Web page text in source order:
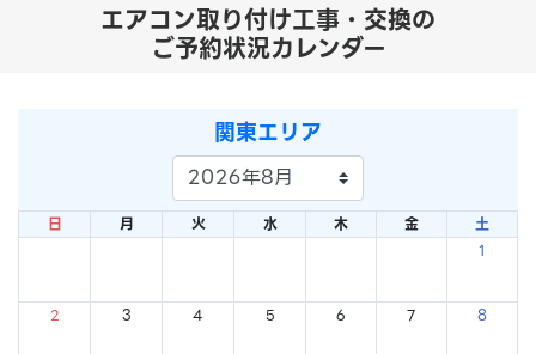
エアコン取り付け工事・交換の
ご予約状況カレンダー
関東エリア
日 月 火 水 木 金
土
1
2 3 4 5 6 7 8